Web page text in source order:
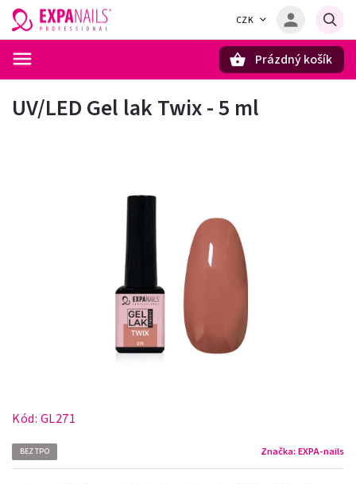
CZK
Prázdný košík
UV/LED Gel lak Twix - 5 ml
Kód: GL271
BEZ TPO Značka: EXPA-nails